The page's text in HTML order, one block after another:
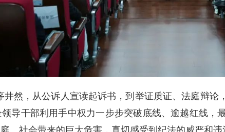
井然，从公诉人宣读起诉书，到举证质证、法庭辩
导干部利用手中权力一步步突破底线、逾越红线，
、社会带来的巨大危害，真切感受到纪法的威严和违